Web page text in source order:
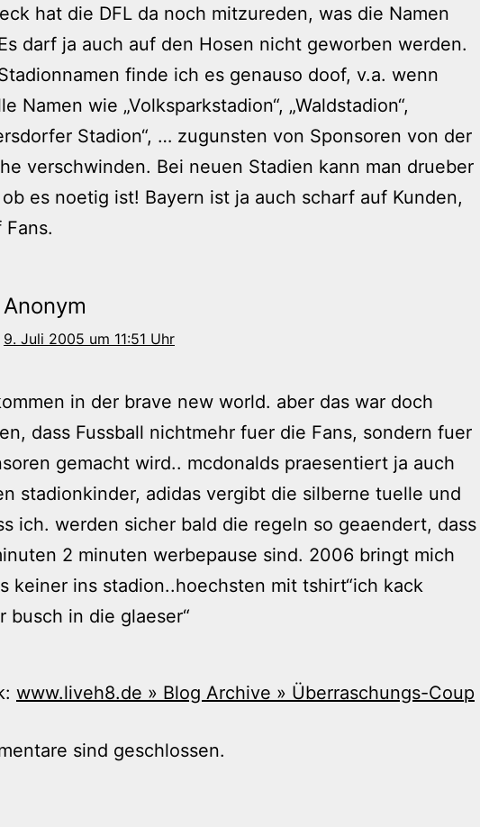
hat die DFL da noch mitzureden, was die Namen
darf ja auch auf den Hosen nicht geworben werden.
finde ich es genauso doof, v.a. wenn
Namen wie „Volksparkstadion“, „Waldstadion“,
Stadion“, … zugunsten von Sponsoren von der
verschwinden. Bei neuen Stadien kann man drueber
es noetig ist! Bayern ist ja auch scharf auf Kunden,
Anonym
9. Juli 2005 um 11:51 Uhr
in der brave new world. aber das war doch
dass Fussball nichtmehr fuer die Fans, sondern fuer
gemacht wird.. mcdonalds praesentiert ja auch
stadionkinder, adidas vergibt die silberne tuelle und
ich. werden sicher bald die regeln so geaendert, dass
2 minuten werbepause sind. 2006 bringt mich
keiner ins stadion..hoechsten mit tshirt“ich kack
busch in die glaeser“
www.liveh8.de » Blog Archive » Überraschungs-Coup
sind geschlossen.